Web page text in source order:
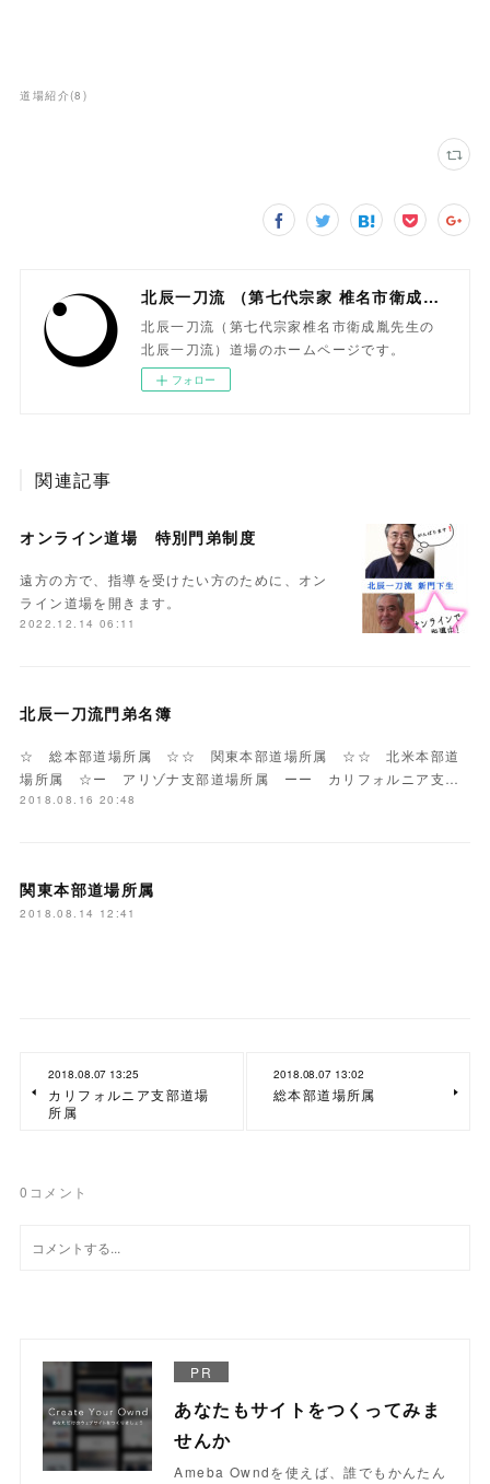
道場紹介(8 )
北辰一刀流 （第七代宗家 椎名市衛成胤）
北辰一刀流（第七代宗家椎名市衛成胤先生の
北辰一刀流）道場のホームページです。
フォロー
関連記事
オンライン道場 特別門弟制度
遠方の方で、指導を受けたい方のために、オン
ライン道場を開きます。
2022.12.14 06:11
北辰一刀流門弟名簿
☆ 総本部道場所属 ☆☆ 関東本部道場所属 ☆☆ 北米本部道
場所属 ☆ー アリゾナ支部道場所属 ーー カリフォルニア支…
2018.08.16 20:48
関東本部道場所属
2018.08.14 12:41
2018.08.07 13:25
カリフォルニア支部道場
所属
2018.08.07 13:02
総本部道場所属
0 コメント
PR
あなたもサイトをつくってみま
せんか
Ameba Owndを使えば、誰でもかんたん